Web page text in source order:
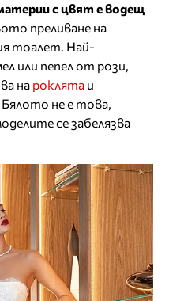
с цвят е водещ
преливане на
тоалет. Най-
или пепел от рози,
на роклята и
не е това,
се забелязва